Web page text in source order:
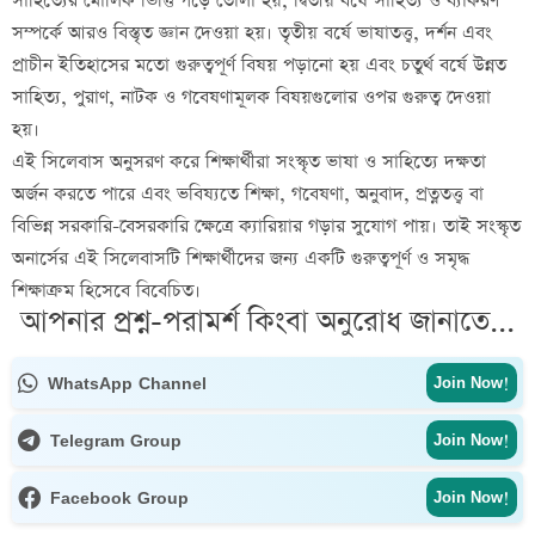
সম্পর্কে আরও বিস্তৃত জ্ঞান দেওয়া হয়। তৃতীয় বর্ষে ভাষাতত্ত্ব, দর্শন এবং
প্রাচীন ইতিহাসের মতো গুরুত্বপূর্ণ বিষয় পড়ানো হয় এবং চতুর্থ বর্ষে উন্নত
সাহিত্য, পুরাণ, নাটক ও গবেষণামূলক বিষয়গুলোর ওপর গুরুত্ব দেওয়া
হয়।
এই সিলেবাস অনুসরণ করে শিক্ষার্থীরা সংস্কৃত ভাষা ও সাহিত্যে দক্ষতা
অর্জন করতে পারে এবং ভবিষ্যতে শিক্ষা, গবেষণা, অনুবাদ, প্রত্নতত্ত্ব বা
বিভিন্ন সরকারি-বেসরকারি ক্ষেত্রে ক্যারিয়ার গড়ার সুযোগ পায়। তাই সংস্কৃত
অনার্সের এই সিলেবাসটি শিক্ষার্থীদের জন্য একটি গুরুত্বপূর্ণ ও সমৃদ্ধ
শিক্ষাক্রম হিসেবে বিবেচিত।
আপনার প্রশ্ন-পরামর্শ কিংবা অনুরোধ জানাতে...
WhatsApp Channel Join Now!
Telegram Group Join Now!
Facebook Group Join Now!